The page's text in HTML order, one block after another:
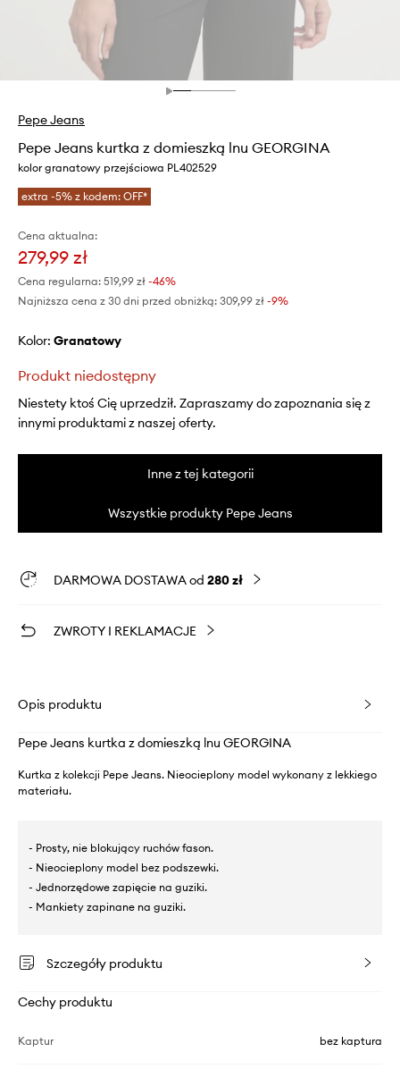
Pepe Jeans
Pepe Jeans kurtka z domieszką lnu GEORGINA
kolor granatowy przejściowa PL402529
extra -5% z kodem: OFF*
Cena aktualna:
279,99 zł
Cena regularna: 519,99 zł -46%
Najniższa cena z 30 dni przed obniżką: 309,99 zł -9%
Kolor: granatowy
Produkt niedostępny
Niestety ktoś Cię uprzedził. Zapraszamy do zapoznania się z
innymi produktami z naszej oferty.
Inne z tej kategorii
Wszystkie produkty Pepe Jeans
DARMOWA DOSTAWA od 280 zł
ZWROTY I REKLAMACJE
Opis produktu
Pepe Jeans kurtka z domieszką lnu GEORGINA
Kurtka z kolekcji Pepe Jeans. Nieocieplony model wykonany z lekkiego
materiału.
- Prosty, nie blokujący ruchów fason.
- Nieocieplony model bez podszewki.
- Jednorzędowe zapięcie na guziki.
- Mankiety zapinane na guziki.
Szczegóły produktu
Cechy produktu
Kaptur bez kaptura